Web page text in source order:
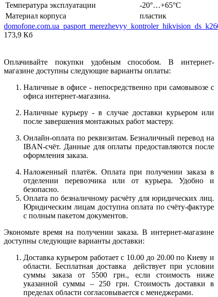
Температура эксплуатации
-20°…+65°C
Материал корпуса
пластик
173,9 Кб
Оплачивайте покупки удобным способом. В интернет-
магазине доступны следующие варианты оплаты:
Наличные в офисе - непосредственно при самовывозе с
офиса интернет-магазина.
Наличные курьеру - в случае доставки курьером или
после завершения монтажных работ мастеру.
Онлайн-оплата по реквизитам. Безналичный перевод на
IBAN-счёт. Данные для оплаты предоставляются после
оформления заказа.
Наложенный платёж. Оплата при получении заказа в
отделении перевозчика или от курьера. Удобно и
безопасно.
Оплата по безналичному расчёту для юридических лиц.
Юридическим лицам доступна оплата по счёту-фактуре
с полным пакетом документов.
Экономьте время на получении заказа. В интернет-магазине
доступны следующие варианты доставки:
Доставка курьером работает с 10.00 до 20.00 по Киеву и
области. Бесплатная доставка действует при условии
суммы заказа от 5500 грн., если стоимость ниже
указанной суммы – 250 грн. Стоимость доставки в
пределах области согласовывается с менеджерами.